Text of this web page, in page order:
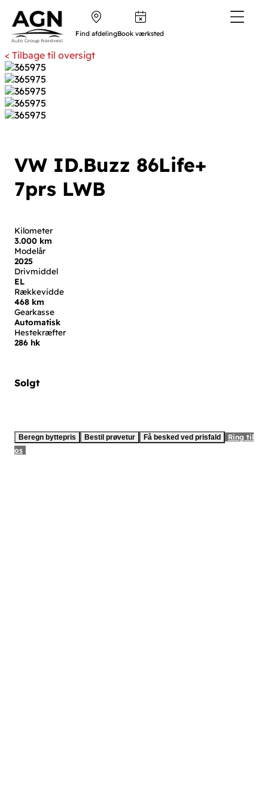
Find afdelingBook værksted
< Tilbage til oversigt
VW ID.Buzz 86Life+
7prs LWB
Kilometer
3.000 km
Modelår
2025
Drivmiddel
EL
Rækkevidde
468 km
Gearkasse
Automatisk
Hestekræfter
286 hk
Solgt
Beregn byttepris Bestil prøvetur Få besked ved prisfald
Ring til
os